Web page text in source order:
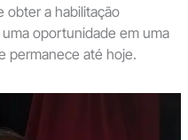
obter a habilitação
oportunidade em uma
permanece até hoje.